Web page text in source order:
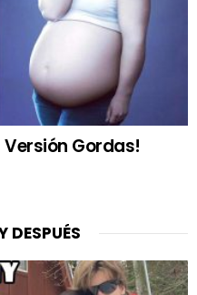
Gordas!
DESPUÉS